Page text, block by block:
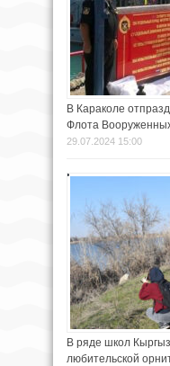
В Караколе
Флота
29.07.2024 15:00
В ряде школ
любительской